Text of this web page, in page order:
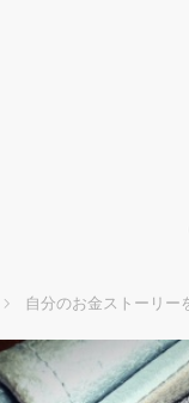
自分のお金ストーリー